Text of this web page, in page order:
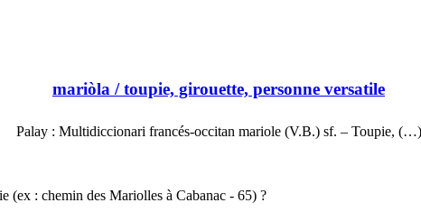
mariòla / toupie, girouette, personne versatile
Palay : Multidiccionari francés-occitan mariole (V.B.) sf. – Toupie, (…)
(ex : chemin des Mariolles à Cabanac - 65) ?